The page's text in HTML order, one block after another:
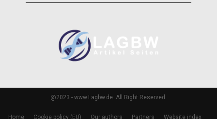
@2023 - www.Lagbw.de. All Right Reserved.
Home Cookie policy (EU) Our authors Partners Website index